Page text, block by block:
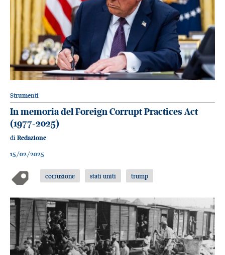
Strumenti
In memoria del Foreign Corrupt Practices Act
(1977-2025)
di Redazione
15/02/2025
corruzione stati uniti trump